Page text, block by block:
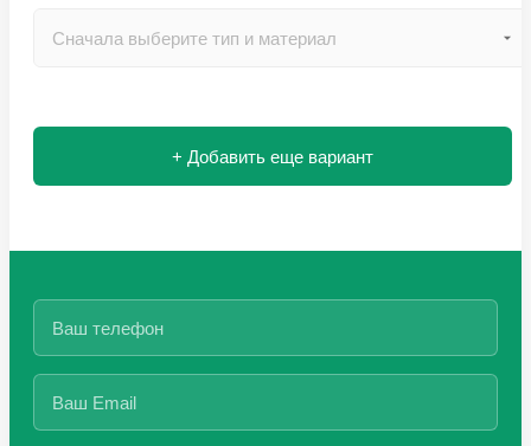
+ Добавить еще вариант